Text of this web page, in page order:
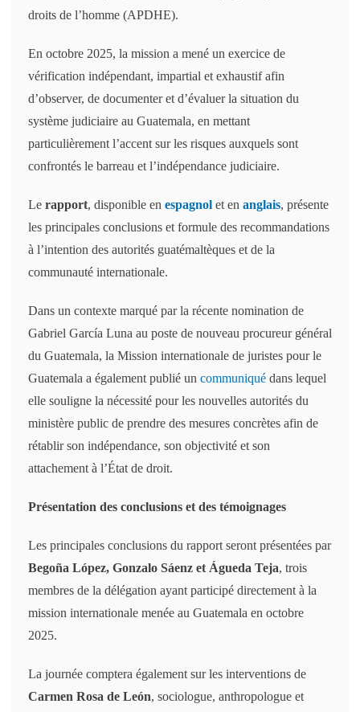
droits de l’homme (APDHE).
En octobre 2025, la mission a mené un exercice de
vérification indépendant, impartial et exhaustif afin
d’observer, de documenter et d’évaluer la situation du
système judiciaire au Guatemala, en mettant
particulièrement l’accent sur les risques auxquels sont
confrontés le barreau et l’indépendance judiciaire.
Le rapport, disponible en espagnol et en anglais, présente
les principales conclusions et formule des recommandations
à l’intention des autorités guatémaltèques et de la
communauté internationale.
Dans un contexte marqué par la récente nomination de
Gabriel García Luna au poste de nouveau procureur général
du Guatemala, la Mission internationale de juristes pour le
Guatemala a également publié un communiqué dans lequel
elle souligne la nécessité pour les nouvelles autorités du
ministère public de prendre des mesures concrètes afin de
rétablir son indépendance, son objectivité et son
attachement à l’État de droit.
Présentation des conclusions et des témoignages
Les principales conclusions du rapport seront présentées par
Begoña López, Gonzalo Sáenz et Águeda Teja, trois
membres de la délégation ayant participé directement à la
mission internationale menée au Guatemala en octobre
2025.
La journée comptera également sur les interventions de
Carmen Rosa de León, sociologue, anthropologue et